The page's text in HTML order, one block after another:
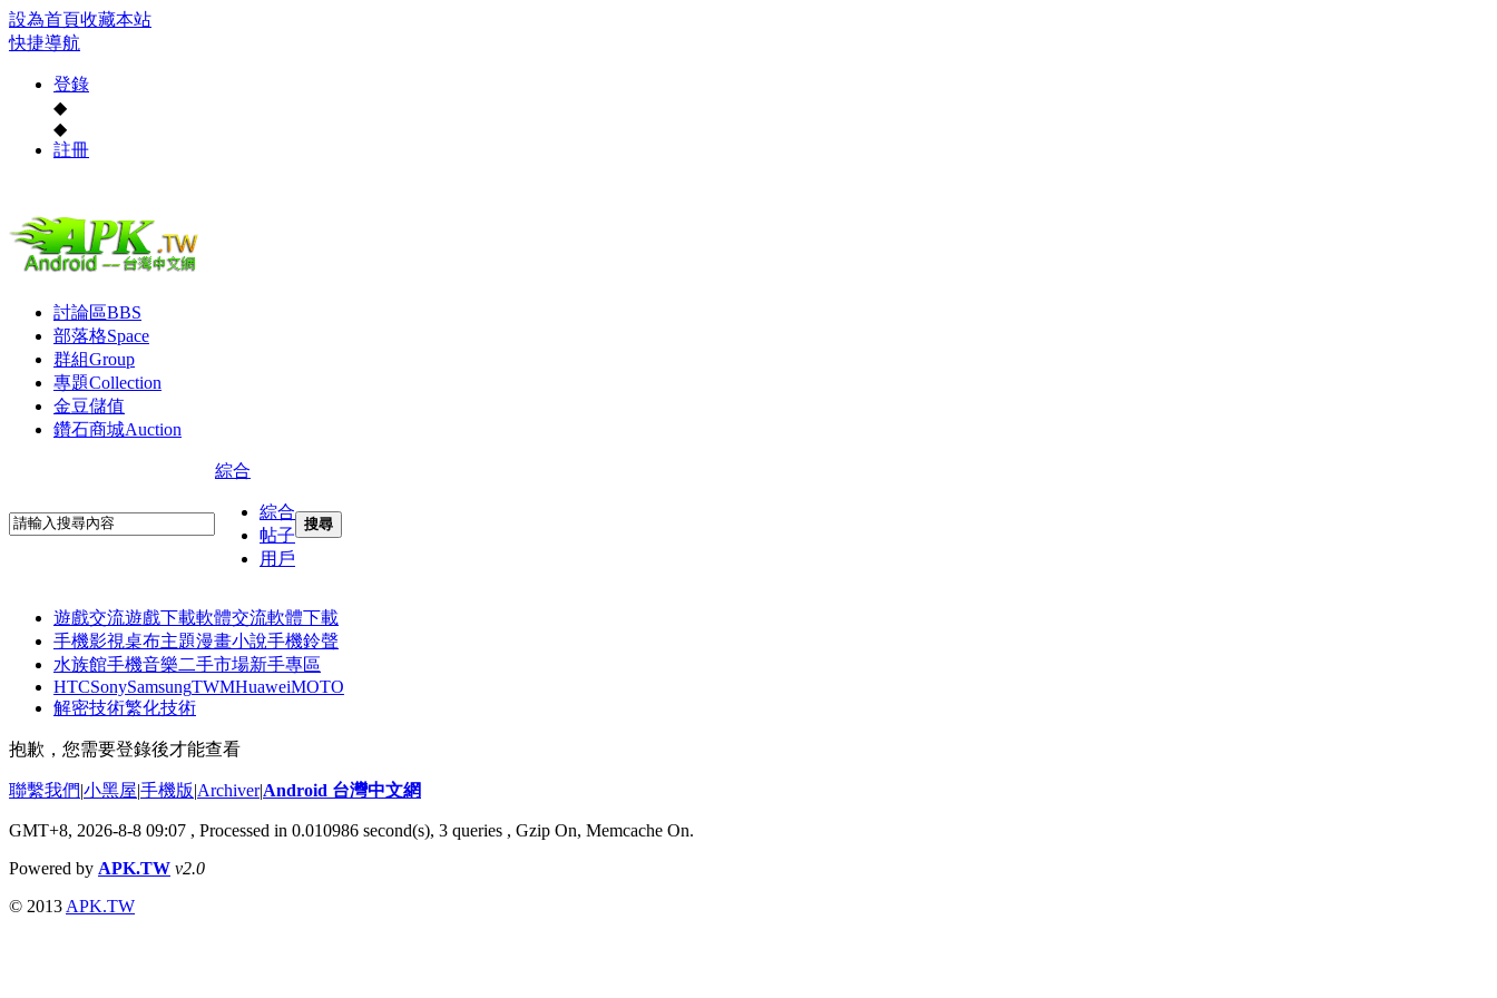
設為首頁收藏本站
快捷導航
登錄
◆
◆
註冊
討論區BBS
部落格Space
群組Group
專題Collection
金豆儲值
鑽石商城Auction
綜合
綜合
帖子
用戶
搜尋
遊戲交流遊戲下載軟體交流軟體下載
手機影視桌布主題漫畫小說手機鈴聲
水族館手機音樂二手市場新手專區
HTCSonySamsungTWMHuaweiMOTO
解密技術繁化技術
抱歉，您需要登錄後才能查看
聯繫我們|小黑屋|手機版|Archiver|Android 台灣中文網
GMT+8, 2026-8-8 09:07 , Processed in 0.010986 second(s), 3 queries , Gzip On, Memcache On.
Powered by APK.TW v2.0
© 2013 APK.TW